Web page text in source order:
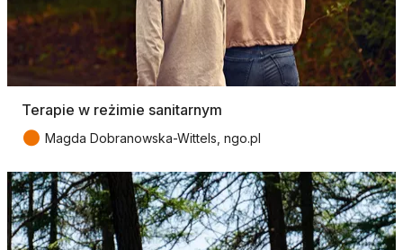
Terapie w reżimie sanitarnym
● Magda Dobranowska-Wittels, ngo.pl